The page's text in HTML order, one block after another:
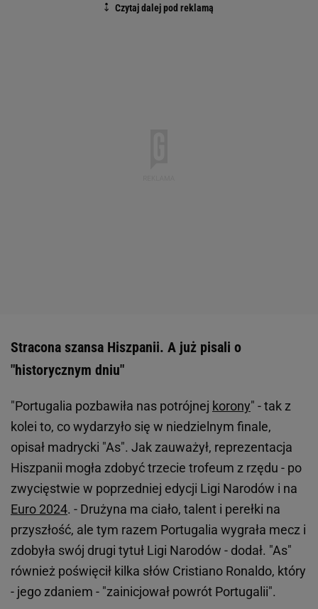
Stracona szansa Hiszpanii. A już pisali o
"historycznym dniu"
"Portugalia pozbawiła nas potrójnej korony" - tak z
kolei to, co wydarzyło się w niedzielnym finale,
opisał madrycki "As". Jak zauważył, reprezentacja
Hiszpanii mogła zdobyć trzecie trofeum z rzędu - po
zwycięstwie w poprzedniej edycji Ligi Narodów i na
Euro 2024. - Drużyna ma ciało, talent i perełki na
przyszłość, ale tym razem Portugalia wygrała mecz i
zdobyła swój drugi tytuł Ligi Narodów - dodał. "As"
również poświęcił kilka słów Cristiano Ronaldo, który
- jego zdaniem - "zainicjował powrót Portugalii".